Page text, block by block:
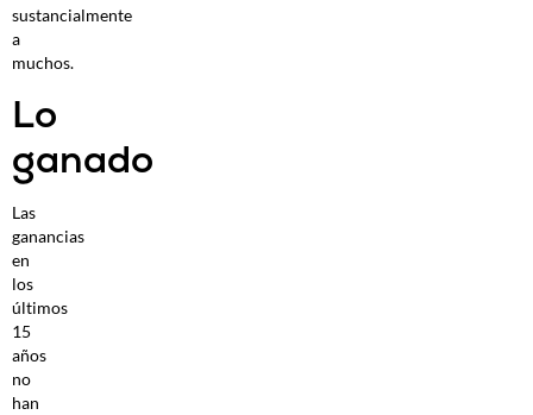
sustancialmente
a
muchos.
Lo
ganado
Las
ganancias
en
los
últimos
15
años
no
han